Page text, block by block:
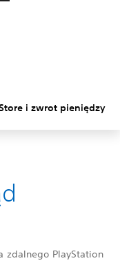
i zwrot pieniędzy
zdalnego PlayStation